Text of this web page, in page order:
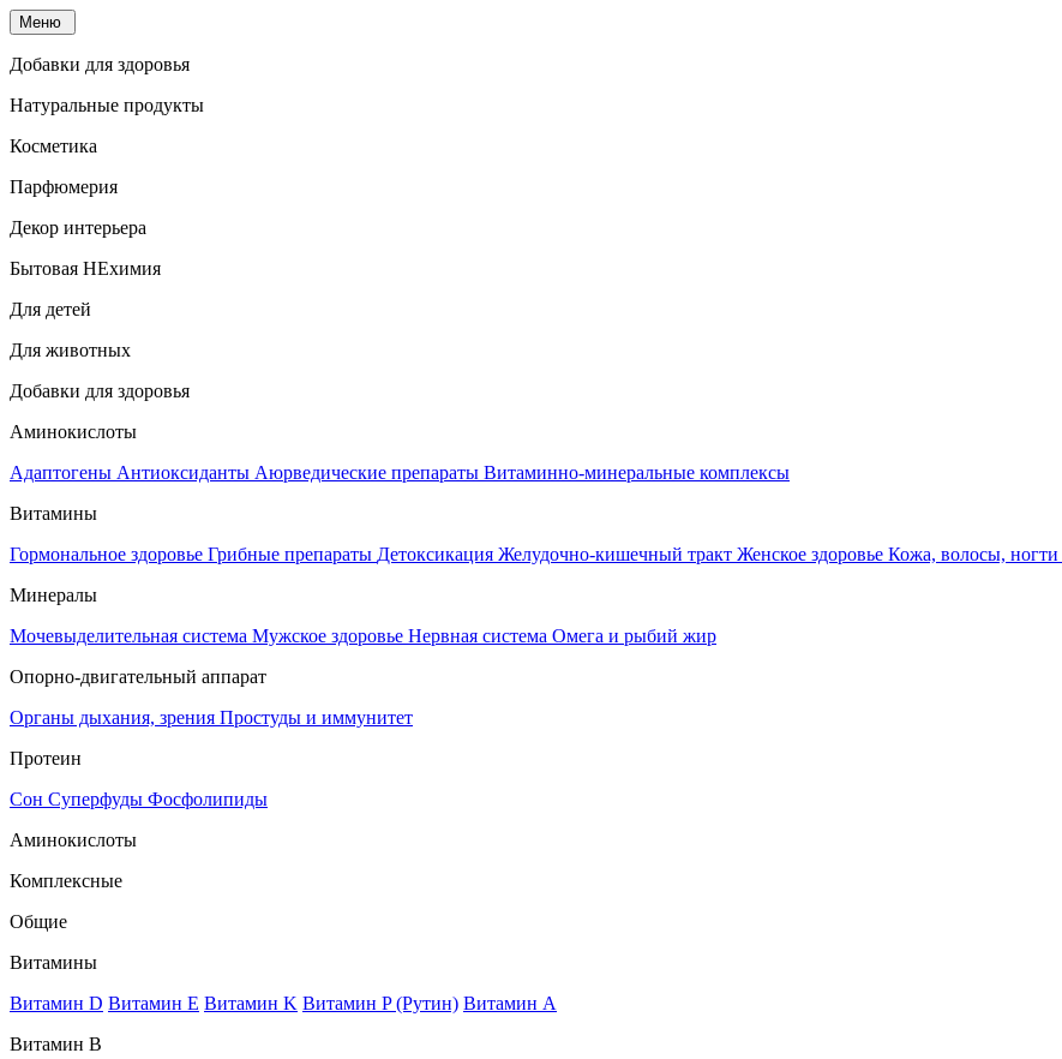
Меню
Добавки для здоровья
Натуральные продукты
Косметика
Парфюмерия
Декор интерьера
Бытовая НЕхимия
Для детей
Для животных
Добавки для здоровья
Аминокислоты
Адаптогены Антиоксиданты Аюрведические препараты Витаминно-минеральные комплексы
Витамины
Гормональное здоровье Грибные препараты Детоксикация Желудочно-кишечный тракт Женское здоровье Кожа, волосы, ногти
Минералы
Мочевыделительная система Мужское здоровье Нервная система Омега и рыбий жир
Опорно-двигательный аппарат
Органы дыхания, зрения Простуды и иммунитет
Протеин
Сон Суперфуды Фосфолипиды
Аминокислоты
Комплексные
Общие
Витамины
Витамин D Витамин E Витамин K Витамин P (Рутин) Витамин А
Витамин В